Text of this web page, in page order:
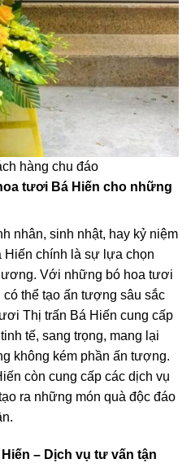
hàng chu đáo
tươi Bá Hiến cho những
nhân, sinh nhật, hay kỷ niệm
chính là sự lựa chọn
Với những bó hoa tươi
thể tạo ấn tượng sâu sắc
Thị trấn Bá Hiến cung cấp
tế, sang trọng, mang lại
không kém phần ấn tượng.
còn cung cấp các dịch vụ
ra những món quà độc đáo
– Dịch vụ tư vấn tận